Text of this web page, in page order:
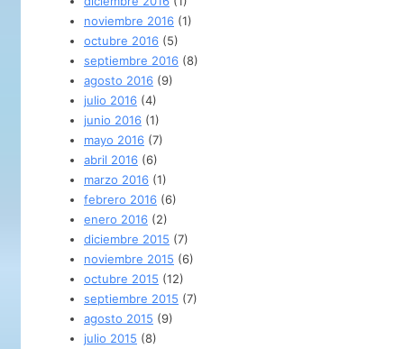
noviembre 2016 (1)
octubre 2016 (5)
septiembre 2016 (8)
agosto 2016 (9)
julio 2016 (4)
junio 2016 (1)
mayo 2016 (7)
abril 2016 (6)
marzo 2016 (1)
febrero 2016 (6)
enero 2016 (2)
diciembre 2015 (7)
noviembre 2015 (6)
octubre 2015 (12)
septiembre 2015 (7)
agosto 2015 (9)
julio 2015 (8)